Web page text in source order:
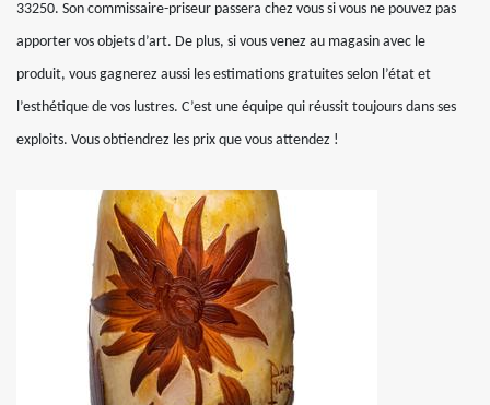
33250. Son commissaire-priseur passera chez vous si vous ne pouvez pas
apporter vos objets d’art. De plus, si vous venez au magasin avec le
produit, vous gagnerez aussi les estimations gratuites selon l’état et
l’esthétique de vos lustres. C’est une équipe qui réussit toujours dans ses
exploits. Vous obtiendrez les prix que vous attendez !